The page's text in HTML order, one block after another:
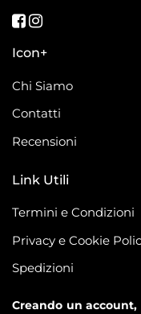
Seguici su Facebook
Seguici su
Icon+
Chi Siamo
Contatti
Recensioni
Link Utili
Termini e Condizioni
Privacy e Cookie
Spedizioni
Creando un